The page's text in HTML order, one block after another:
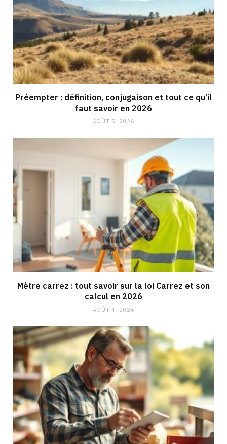
Préempter : définition, conjugaison et tout ce qu’il
faut savoir en 2026
AOÛT 5, 2026
Mètre carrez : tout savoir sur la loi Carrez et son
calcul en 2026
AOÛT 4, 2026